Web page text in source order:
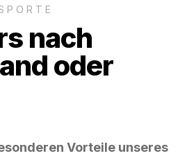
nach
oder
Vorteile unseres